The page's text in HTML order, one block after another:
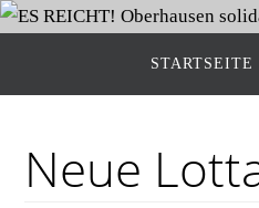
START­SEI­TE
Neue